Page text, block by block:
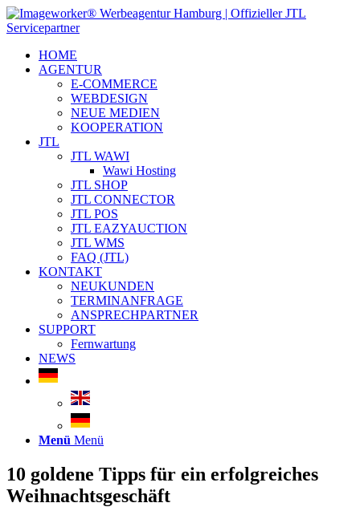
HOME
AGENTUR
E-COMMERCE
WEBDESIGN
NEUE MEDIEN
KOOPERATION
JTL
JTL WAWI
Wawi Hosting
JTL SHOP
JTL CONNECTOR
JTL POS
JTL EAZYAUCTION
JTL WMS
FAQ (JTL)
KONTAKT
NEUKUNDEN
TERMINANFRAGE
ANSPRECHPARTNER
SUPPORT
Fernwartung
NEWS
Menü Menü
10 goldene Tipps für ein erfolgreiches
Weihnachtsgeschäft